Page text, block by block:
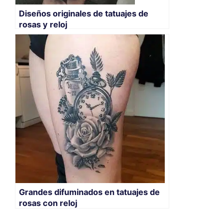
Diseños originales de tatuajes de
rosas y reloj
Grandes difuminados en tatuajes de
rosas con reloj